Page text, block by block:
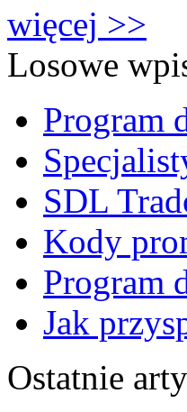
więcej >>
Losowe
Program
SDL
Kody
Program
Jak
Ostatnie